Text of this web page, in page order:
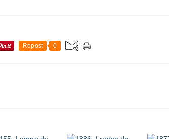
Repost 0